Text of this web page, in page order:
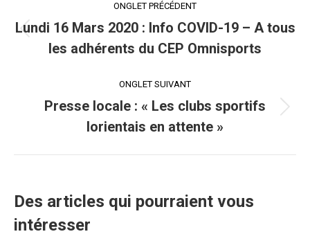
de
commentaire
ONGLET PRÉCÉDENT
Onglet
précédent
Lundi 16 Mars 2020 : Info COVID-19 – A tous
les adhérents du CEP Omnisports
ONGLET SUIVANT
Onglet
suivant
Presse locale : « Les clubs sportifs
lorientais en attente »
Des articles qui pourraient vous
intéresser